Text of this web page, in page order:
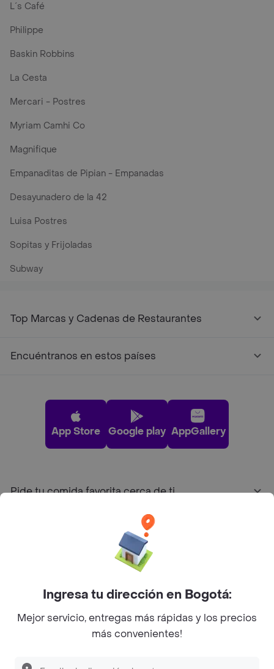
L´s Café
Philippe
Baskin Robbins
La Cesta
Mercari - Postres
Myriam Camhi Co
Magnifique
Empanaditas de Pipian - Empanadas
Desayunadero de la 42
Luisa Postres
Sopitas y Frijoladas
Subway
Top Marcas y Cadenas de Restaurantes
Encuéntranos en estos países
App Store Google play AppGallery
Pide tu comida favorita cerca de ti
Sobre Rappi
Facebook
Twitter
Instagram
Ingresa tu dirección en Bogotá:
Mejor servicio, entregas más rápidas y los precios
más convenientes!